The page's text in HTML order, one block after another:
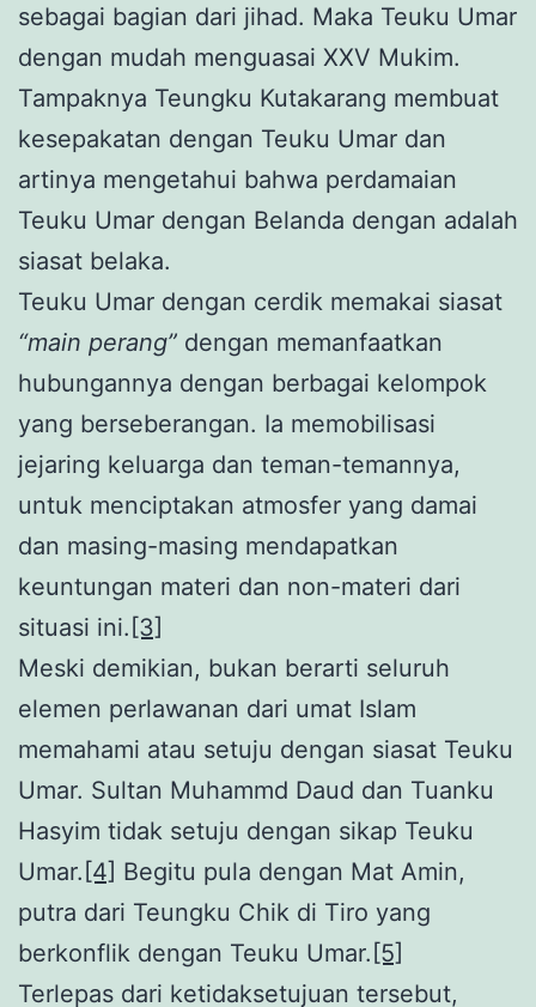
sebagai bagian dari jihad. Maka Teuku Umar
dengan mudah menguasai XXV Mukim.
Tampaknya Teungku Kutakarang membuat
kesepakatan dengan Teuku Umar dan
artinya mengetahui bahwa perdamaian
Teuku Umar dengan Belanda dengan adalah
siasat belaka.
Teuku Umar dengan cerdik memakai siasat
“main perang” dengan memanfaatkan
hubungannya dengan berbagai kelompok
yang berseberangan. Ia memobilisasi
jejaring keluarga dan teman-temannya,
untuk menciptakan atmosfer yang damai
dan masing-masing mendapatkan
keuntungan materi dan non-materi dari
situasi ini. [3]
Meski demikian, bukan berarti seluruh
elemen perlawanan dari umat Islam
memahami atau setuju dengan siasat Teuku
Umar. Sultan Muhammd Daud dan Tuanku
Hasyim tidak setuju dengan sikap Teuku
Umar. [4] Begitu pula dengan Mat Amin,
putra dari Teungku Chik di Tiro yang
berkonflik dengan Teuku Umar. [5]
Terlepas dari ketidaksetujuan tersebut,